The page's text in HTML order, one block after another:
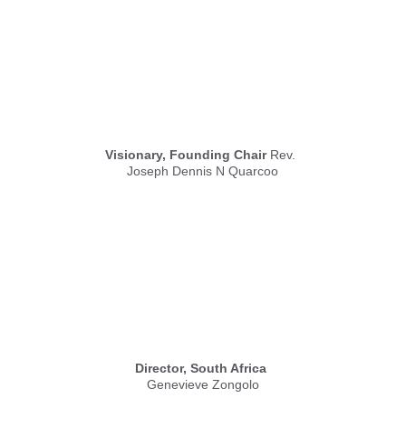
Visionary, Founding Chair Rev.
Joseph Dennis N Quarcoo
Director, South Africa
Genevieve Zongolo